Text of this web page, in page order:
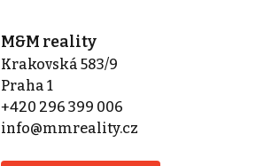
M&M reality
Krakovská 583/9
Praha 1
+420 296 399 006
info@mmreality.cz